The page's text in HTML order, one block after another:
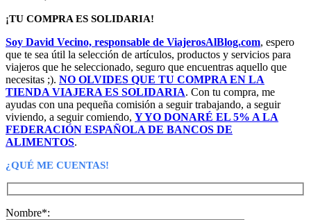
¡TU COMPRA ES SOLIDARIA!
Soy David Vecino, responsable de ViajerosAlBlog.com, espero
que te sea útil la selección de artículos, productos y servicios para
viajeros que he seleccionado, seguro que encuentras aquello que
necesitas ;). NO OLVIDES QUE TU COMPRA EN LA
TIENDA VIAJERA ES SOLIDARIA. Con tu compra, me
ayudas con una pequeña comisión a seguir trabajando, a seguir
viviendo, a seguir comiendo, Y YO DONARÉ EL 5% A LA
FEDERACIÓN ESPAÑOLA DE BANCOS DE
ALIMENTOS.
¿QUÉ ME CUENTAS!
Nombre*: